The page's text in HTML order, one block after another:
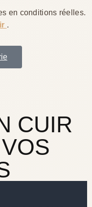
en conditions réelles.
.
CUIR